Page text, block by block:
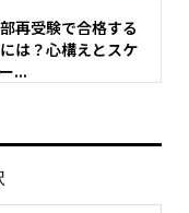
再受験で合格する
は？心構えとスケ
...